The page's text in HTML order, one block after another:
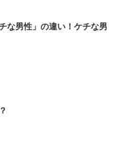
な男性」の違い！ケチな男